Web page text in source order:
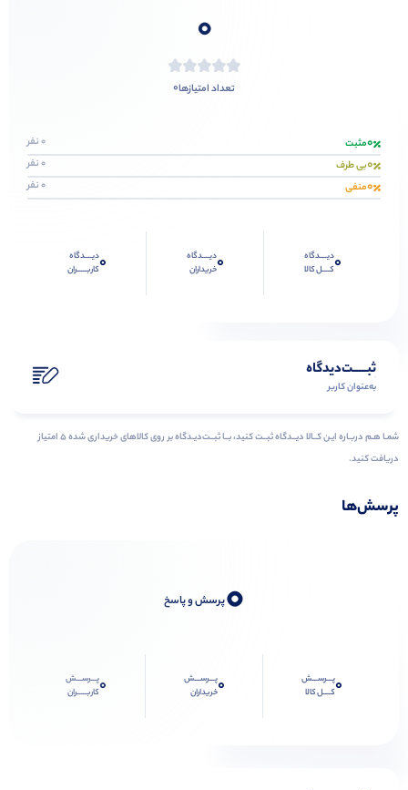
0
تعداد امتیازها0
0مثبت 0 نفر
0بی طرف 0 نفر
0منفی 0 نفر
0دیــــدگاه
کــــل کالا
0دیــــدگاه
خریداران
0دیــــدگاه
کاربـــــران
ثبـــــت‌دیدگاه
به‌عنوان کاربر
شمـا هـم دربـاره ایـن کــالا دیــدگاه ثبــت کنید، بــا ثبــت‌دیـدگاه بر روی کالاهای خریداری شده ۵ امتیاز
دریافت کنید.
پرسش‌ها
0پرسش و پاسخ
0پـــرســـش
کــــل کالا
0پـــرســـش
خریداران
0پـــرســـش
کاربـــــران